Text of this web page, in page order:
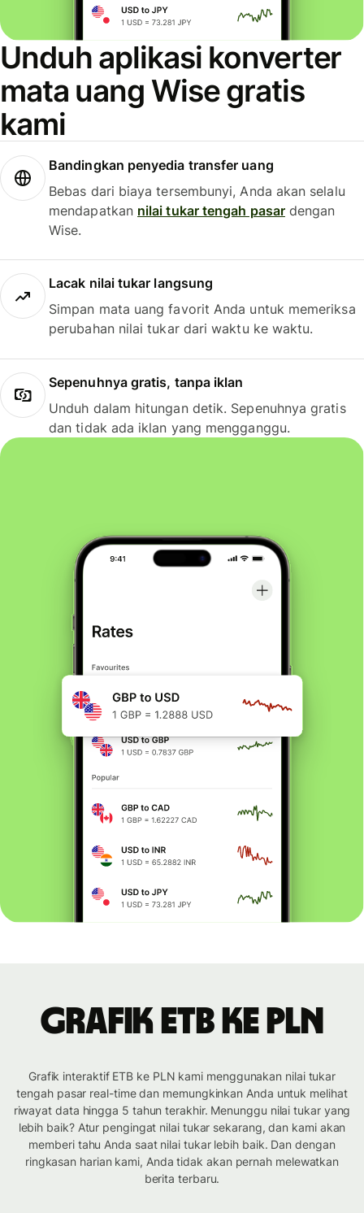
Unduh aplikasi konverter
mata uang Wise gratis
kami
Bandingkan penyedia transfer uang
Bebas dari biaya tersembunyi, Anda akan selalu
mendapatkan nilai tukar tengah pasardengan
Wise.
Lacak nilai tukar langsung
Simpan mata uang favorit Anda untuk memeriksa
perubahan nilai tukar dari waktu ke waktu.
Sepenuhnya gratis, tanpa iklan
Unduh dalam hitungan detik. Sepenuhnya gratis
dan tidak ada iklan yang mengganggu.
Grafik ETB ke PLN
Grafik interaktif ETB ke PLN kami menggunakan nilai tukar
tengah pasar real-time dan memungkinkan Anda untuk melihat
riwayat data hingga 5 tahun terakhir. Menunggu nilai tukar yang
lebih baik? Atur pengingat nilai tukar sekarang, dan kami akan
memberi tahu Anda saat nilai tukar lebih baik. Dan dengan
ringkasan harian kami, Anda tidak akan pernah melewatkan
berita terbaru.